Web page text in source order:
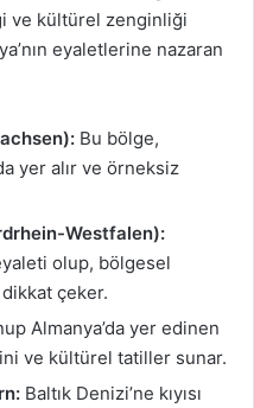
ve kültürel zenginliği
eyaletlerine nazaran
Bu bölge,
yer alır ve örneksiz
Westfalen):
olup, bölgesel
çeker.
Almanya’da yer edinen
ve kültürel tatiller sunar.
Baltık Denizi’ne kıyısı